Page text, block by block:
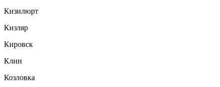
Кизилюрт
Кизляр
Кировск
Клин
Козловка